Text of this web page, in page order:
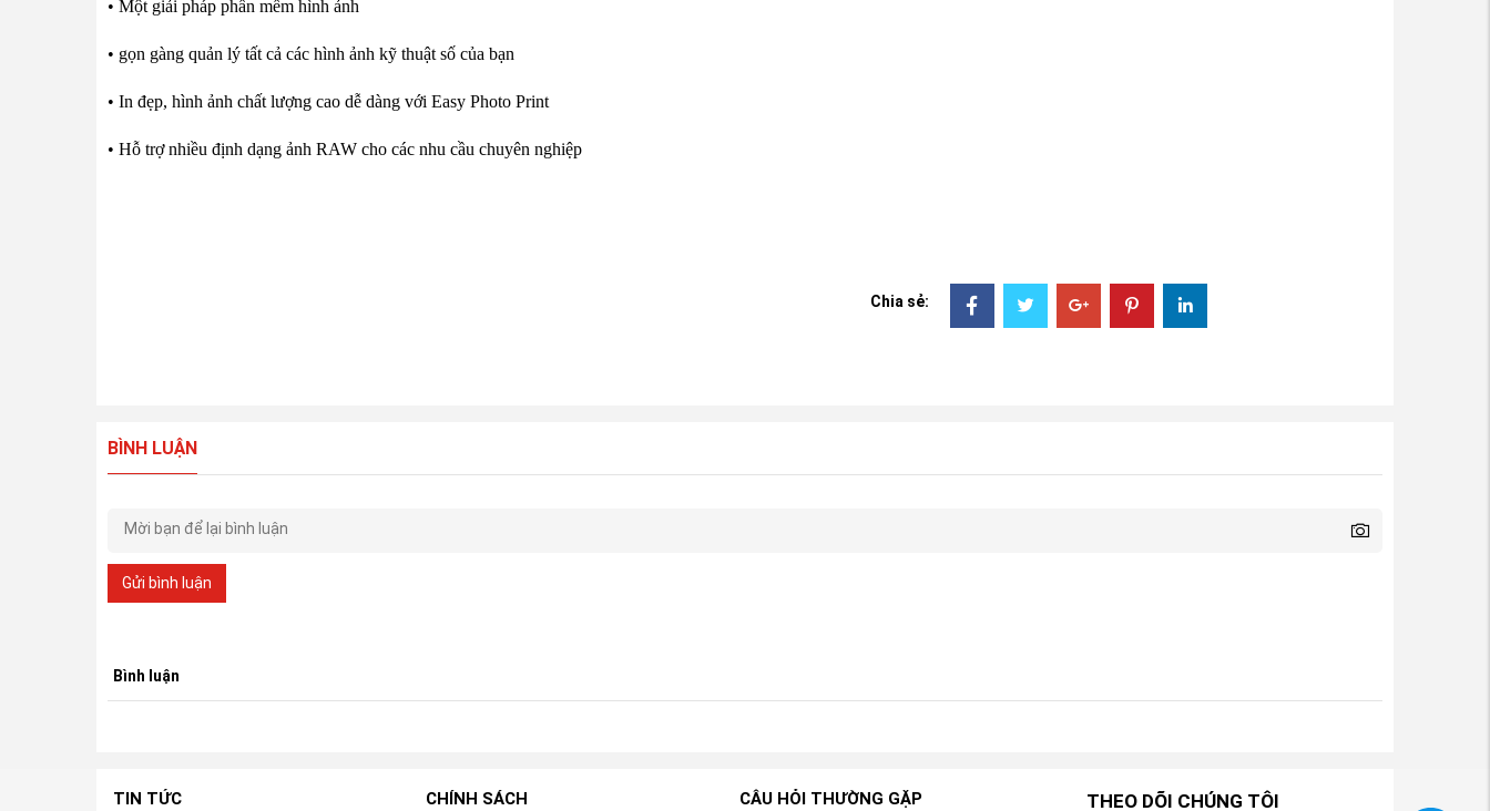
• Một giải pháp phần mềm hình ảnh
• gọn gàng quản lý tất cả các hình ảnh kỹ thuật số của bạn
• In đẹp, hình ảnh chất lượng cao dễ dàng với Easy Photo Print
• Hỗ trợ nhiều định dạng ảnh RAW cho các nhu cầu chuyên nghiệp
Chia sẻ:
BÌNH LUẬN
Gửi bình luận
Bình luận
TIN TỨC CHÍNH SÁCH CÂU HỎI THƯỜNG GẶP THEO DÕI CHÚNG TÔI